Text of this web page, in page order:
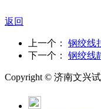
返回
上一个： 钢绞线
下一个： 钢绞线
Copyright © 济南文兴